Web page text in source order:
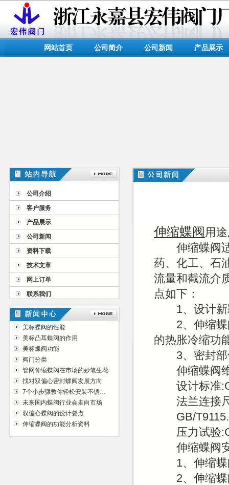
网站首页 公司简介 公司新闻 产品展示
公司介绍
客户服务
产品展示
公司新闻
资料下载
技术文章
网上订单
联系我们
美标蝶阀的性能
美标凸耳蝶阀的作用
美标蝶阀功能
阀门分类
管网伸缩蝶阀在市场的妙笔生花
找对双偏心密封蝶阀发展方向
7个小步骤教你轻松安装不锈钢法兰球阀
未来国内蝶阀行业会走向市场
双偏心蝶阀的设计要点
伸缩蝶阀的功能分析资料
伸缩蝶阀用
伸缩蝶阀适
药、化工、石
流量和截流介
点如下：
1、设计新
2、伸缩蝶
的热胀冷缩功
3、密封部
伸缩蝶阀维
设计标准
法兰连接尺
GB/
压力试验
伸缩蝶阀安
1、伸缩蝶
2、伸缩蝶